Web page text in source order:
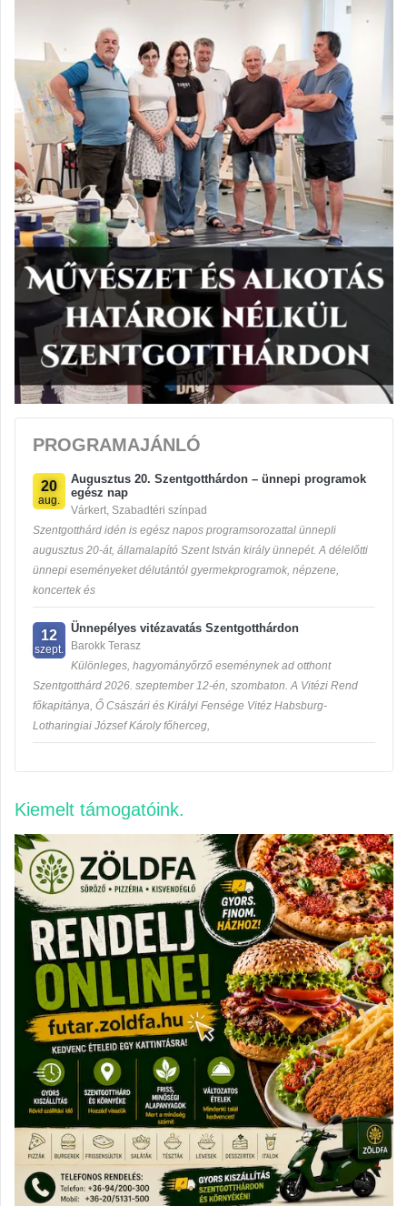
PROGRAMAJÁNLÓ
20
aug.
Augusztus 20. Szentgotthárdon – ünnepi programok
egész nap
Várkert, Szabadtéri színpad
Szentgotthárd idén is egész napos programsorozattal ünnepli
augusztus 20-át, államalapító Szent István király ünnepét. A délelőtti
ünnepi eseményeket délutántól gyermekprogramok, népzene,
koncertek és
12
szept.
Ünnepélyes vitézavatás Szentgotthárdon
Barokk Terasz
Különleges, hagyományőrző eseménynek ad otthont
Szentgotthárd 2026. szeptember 12-én, szombaton. A Vitézi Rend
főkapitánya, Ő Császári és Királyi Fensége Vitéz Habsburg-
Lotharingiai József Károly főherceg,
Kiemelt támogatóink